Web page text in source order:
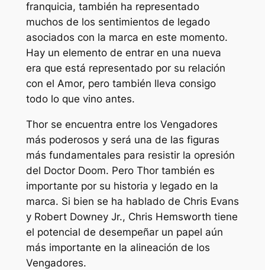
franquicia, también ha representado
muchos de los sentimientos de legado
asociados con la marca en este momento.
Hay un elemento de entrar en una nueva
era que está representado por su relación
con el Amor, pero también lleva consigo
todo lo que vino antes.
Thor se encuentra entre los Vengadores
más poderosos y será una de las figuras
más fundamentales para resistir la opresión
del Doctor Doom. Pero Thor también es
importante por su historia y legado en la
marca. Si bien se ha hablado de Chris Evans
y Robert Downey Jr., Chris Hemsworth tiene
el potencial de desempeñar un papel aún
más importante en la alineación de los
Vengadores.